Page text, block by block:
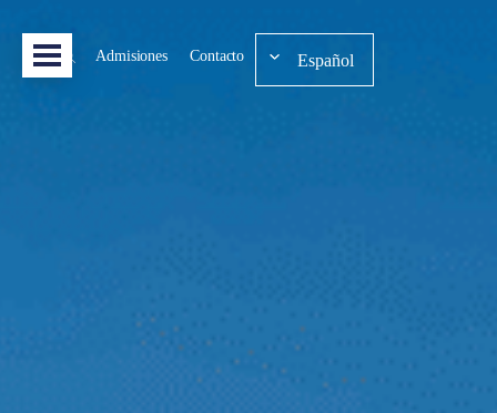
Admisiones Contacto Español